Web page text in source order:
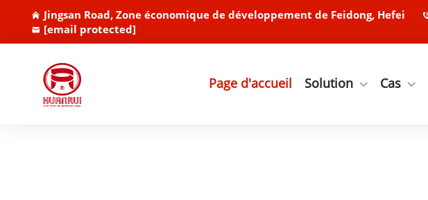
Jingsan Road, Zone économique de développement de Feidong, Hefei
[email protected]
Page d'accueil Solution Cas